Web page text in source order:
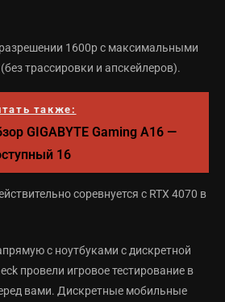
1600p с максимальными
трассировки и апскейлеров).
также:
GIGABYTE Gaming A16 —
16
с ноутбуками с дискретной
провели игровое тестирование в
вами. Дискретные мобильные